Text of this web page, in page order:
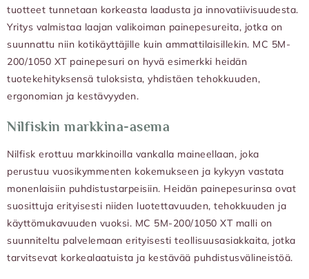
tuotteet tunnetaan korkeasta laadusta ja innovatiivisuudesta.
Yritys valmistaa laajan valikoiman painepesureita, jotka on
suunnattu niin kotikäyttäjille kuin ammattilaisillekin. MC 5M-
200/1050 XT painepesuri on hyvä esimerkki heidän
tuotekehityksensä tuloksista, yhdistäen tehokkuuden,
ergonomian ja kestävyyden.
Nilfiskin markkina-asema
Nilfisk erottuu markkinoilla vankalla maineellaan, joka
perustuu vuosikymmenten kokemukseen ja kykyyn vastata
monenlaisiin puhdistustarpeisiin. Heidän painepesurinsa ovat
suosittuja erityisesti niiden luotettavuuden, tehokkuuden ja
käyttömukavuuden vuoksi. MC 5M-200/1050 XT malli on
suunniteltu palvelemaan erityisesti teollisuusasiakkaita, jotka
tarvitsevat korkealaatuista ja kestävää puhdistusvälineistöä.